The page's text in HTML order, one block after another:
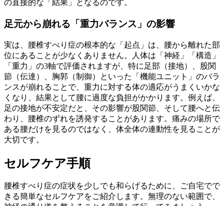
の直接的な「結果」となるのです。
足元から崩れる「重力バランス」の影響
実は、腰椎すべり症の根本的な「起点」は、腰から離れた部
位にあることが少なくありません。人体は「神経」「構造」
「重力」の3軸で評価されますが、特に足部（接地）、股関
節（伝達）、胸郭（制御）といった「機能ユニット」のバラ
ンスが崩れることで、重力に対する体の適応がうまくいかな
くなり、結果として腰に過度な負担がかかります。例えば、
足の接地が不安定だと、その影響が股関節、そして腰へと伝
わり、腰椎のずれを誘発することがあります。痛みの場所で
ある腰だけを見るのではなく、体全体の連動性を見ることが
大切です。
セルフケア手順
腰椎すべり症の症状を少しでも和らげるために、ご自宅でで
きる簡単なセルフケアをご紹介します。無理のない範囲で、